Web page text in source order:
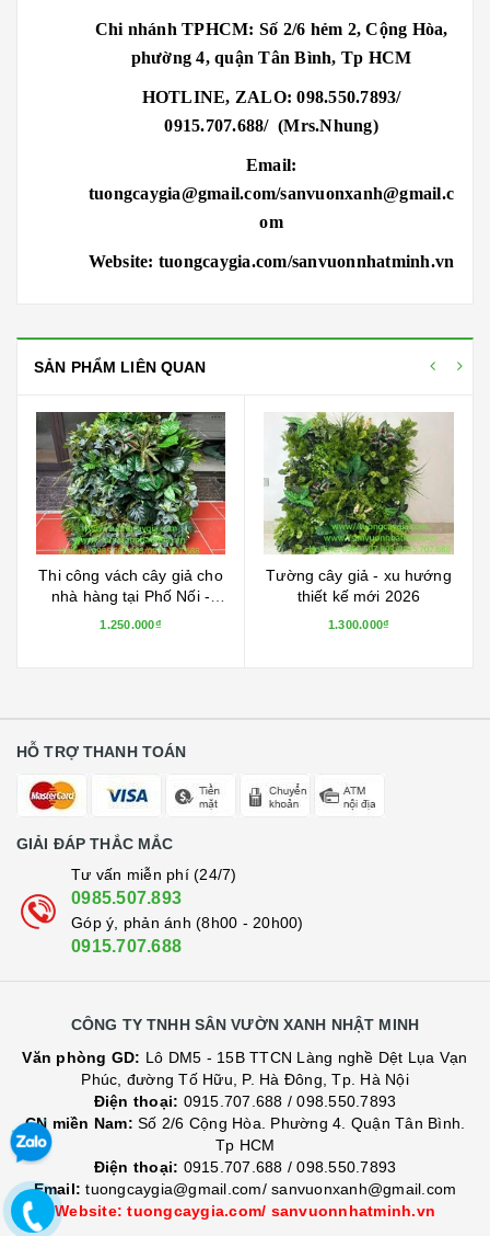
Chi nhánh TPHCM: Số 2/6 hẻm 2, Cộng Hòa,
phường 4, quận Tân Bình, Tp HCM
HOTLINE, ZALO: 098.550.7893/
0915.707.688/ (Mrs.Nhung)
Email:
tuongcaygia@gmail.com/sanvuonxanh@gmail.c
om
Website: tuongcaygia.com/sanvuonnhatminh.vn
SẢN PHẨM LIÊN QUAN
Thi công vách cây giả cho
nhà hàng tại Phố Nối -
Hưng Yên
1.250.000₫
Tường cây giả - xu hướng
thiết kế mới 2026
1.300.000₫
HỖ TRỢ THANH TOÁN
GIẢI ĐÁP THẮC MẮC
Tư vấn miễn phí (24/7)
0985.507.893
Góp ý, phản ánh (8h00 - 20h00)
0915.707.688
CÔNG TY TNHH SÂN VƯỜN XANH NHẬT MINH
Văn phòng GD: Lô DM5 - 15B TTCN Làng nghề Dệt Lụa Vạn
Phúc, đường Tố Hữu, P. Hà Đông, Tp. Hà Nội
Điện thoại: 0915.707.688 /098.550.7893
CN miền Nam: Số 2/6 Cộng Hòa. Phường 4. Quận Tân Bình.
Tp HCM
Điện thoại: 0915.707.688 /098.550.7893
Email: tuongcaygia@gmail.com/ sanvuonxanh@gmail.com
Website: tuongcaygia.com/ sanvuonnhatminh.vn